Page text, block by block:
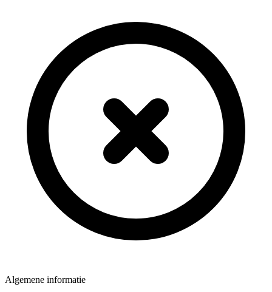
Algemene informatie